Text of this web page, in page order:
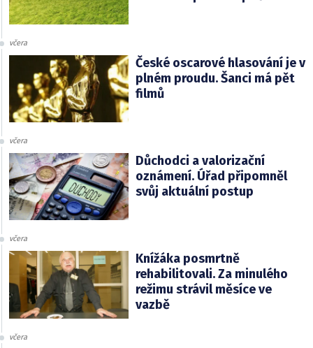
včera
České oscarové hlasování je v
plném proudu. Šanci má pět
filmů
včera
Důchodci a valorizační
oznámení. Úřad připomněl
svůj aktuální postup
včera
Knížáka posmrtně
rehabilitovali. Za minulého
režimu strávil měsíce ve
vazbě
včera